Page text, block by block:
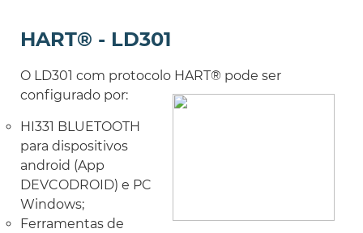
HART® - LD301
O LD301 com protocolo HART® pode ser
configurado por:
HI331 BLUETOOTH
para dispositivos
android (App
DEVCODROID) e PC
Windows;
Ferramentas de